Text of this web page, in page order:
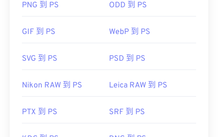
PNG 到 PS ODD 到 PS
GIF 到 PS WebP 到 PS
SVG 到 PS PSD 到 PS
Nikon RAW 到 PS Leica RAW 到 PS
PTX 到 PS SRF 到 PS